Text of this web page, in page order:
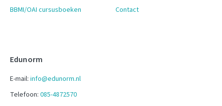
BBMI/OAI cursusboeken
Contact
Edunorm
E-mail: info@edunorm.nl
Telefoon: 085-4872570